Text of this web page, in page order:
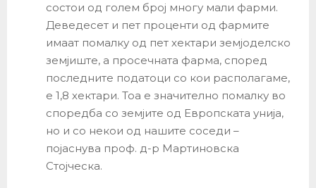
состои од голем број многу мали фарми.
Деведесет и пет проценти од фармите
имаат помалку од пет хектари земјоделско
земјиште, а просечната фарма, според
последните податоци со кои располагаме,
е 1,8 хектари. Тоа е значително помалку во
споредба со земјите од Европската унија,
но и со некои од нашите соседи –
појаснува проф. д-р Мартиновска
Стојческа.